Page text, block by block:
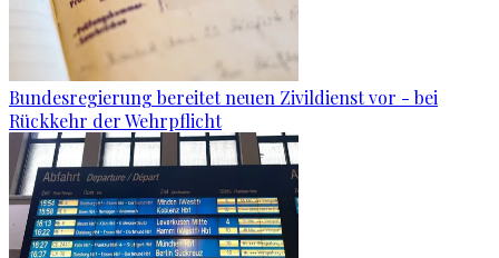
Bundesregierung bereitet neuen Zivildienst vor - bei
Rückkehr der Wehrpflicht